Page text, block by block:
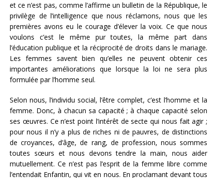
et ce n’est pas, comme l’affirme un bulletin de la République, le
privilège de l’intelligence que nous réclamons, nous que les
premières avons eu le courage d’élever la voix. Ce que nous
voulons c’est le même pur toutes, la même part dans
l’éducation publique et la réciprocité de droits dans le mariage.
Les femmes savent bien qu’elles ne peuvent obtenir ces
importantes améliorations que lorsque la loi ne sera plus
formulée par l’homme seul.
Selon nous, l’individu social, l’être complet, c’est l’homme et la
femme. Donc, à chacun sa capacité ; à chaque capacité selon
ses œuvres. Ce n’est point l’intérêt de secte qui nous fait agir ;
pour nous il n’y a plus de riches ni de pauvres, de distinctions
de croyances, d’âge, de rang, de profession, nous sommes
toutes sœurs et nous devons tendre la main, nous aider
mutuellement. Ce n’est pas l’esprit de la femme libre comme
l’entendait Enfantin, qui vit en nous. En proclamant devant tous